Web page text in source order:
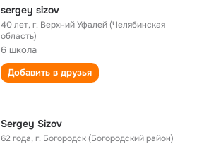
sergey sizov
40 лет,г. Верхний Уфалей (Челябинская
область)
6 школа
Добавить в друзья
Sergey Sizov
62 года,г. Богородск (Богородский район)